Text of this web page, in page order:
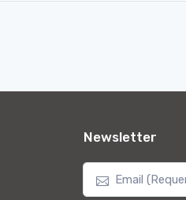
Newsletter